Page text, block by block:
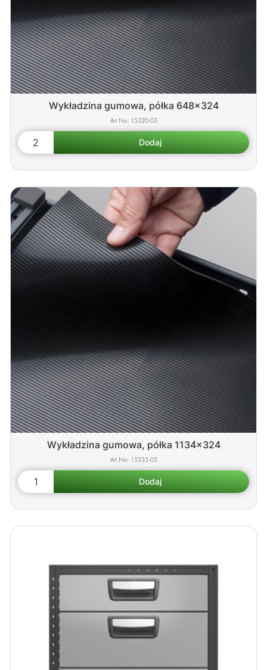
Wykładzina gumowa, półka 648x324
15320-03
Wykładzina gumowa, półka 1134x324
15335-03